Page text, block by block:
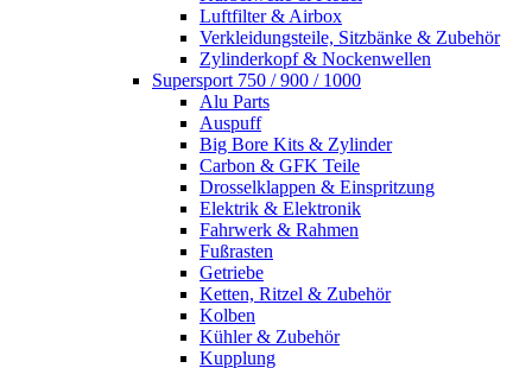
Luftfilter & Airbox
Verkleidungsteile, Sitzbänke & Zubehör
Zylinderkopf & Nockenwellen
Supersport 750 / 900 / 1000
Alu Parts
Auspuff
Big Bore Kits & Zylinder
Carbon & GFK Teile
Drosselklappen & Einspritzung
Elektrik & Elektronik
Fahrwerk & Rahmen
Fußrasten
Getriebe
Ketten, Ritzel & Zubehör
Kolben
Kühler & Zubehör
Kupplung